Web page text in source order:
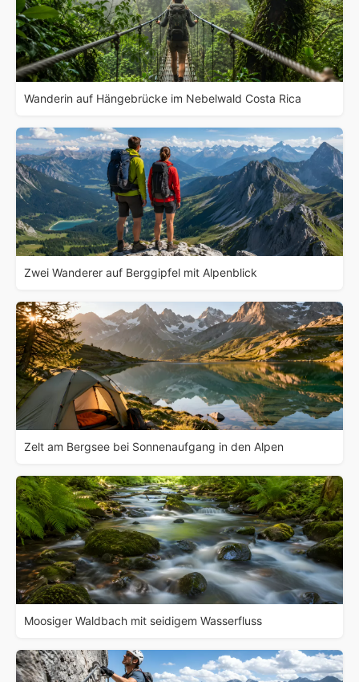
Wanderin auf Hängebrücke im Nebelwald Costa Rica
Zwei Wanderer auf Berggipfel mit Alpenblick
Zelt am Bergsee bei Sonnenaufgang in den Alpen
Moosiger Waldbach mit seidigem Wasserfluss